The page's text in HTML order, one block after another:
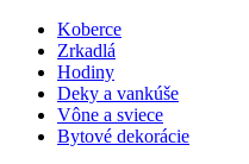
Koberce
Zrkadlá
Hodiny
Deky a vankúše
Vône a sviece
Bytové dekorácie